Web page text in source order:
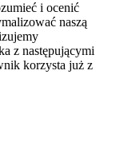
i ocenić
naszą
z następującymi
korzysta już z